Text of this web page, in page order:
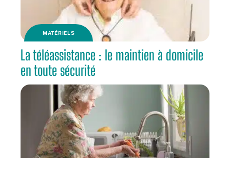
MATÉRIELS
La téléassistance : le maintien à domicile
en toute sécurité